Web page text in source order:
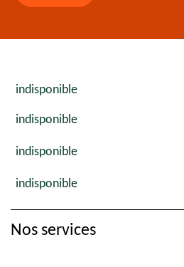
indisponible
indisponible
indisponible
indisponible
Nos services